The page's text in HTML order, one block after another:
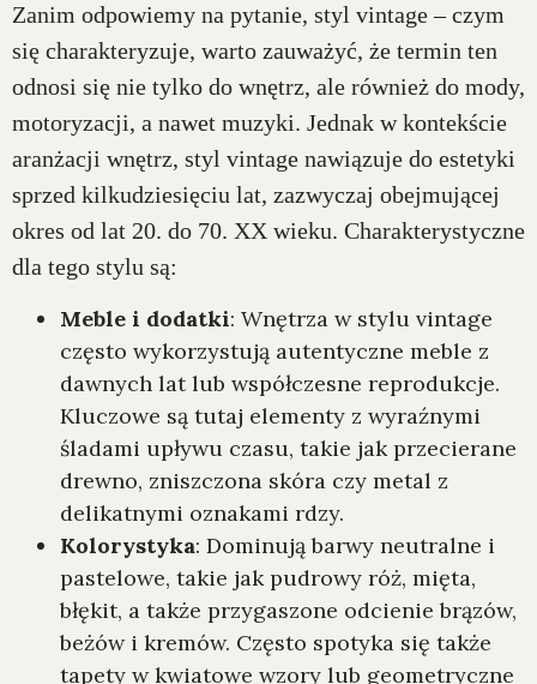
Zanim odpowiemy na pytanie, styl vintage – czym
się charakteryzuje, warto zauważyć, że termin ten
odnosi się nie tylko do wnętrz, ale również do mody,
motoryzacji, a nawet muzyki. Jednak w kontekście
aranżacji wnętrz, styl vintage nawiązuje do estetyki
sprzed kilkudziesięciu lat, zazwyczaj obejmującej
okres od lat 20. do 70. XX wieku. Charakterystyczne
dla tego stylu są:
Meble i dodatki: Wnętrza w stylu vintage
często wykorzystują autentyczne meble z
dawnych lat lub współczesne reprodukcje.
Kluczowe są tutaj elementy z wyraźnymi
śladami upływu czasu, takie jak przecierane
drewno, zniszczona skóra czy metal z
delikatnymi oznakami rdzy.
Kolorystyka: Dominują barwy neutralne i
pastelowe, takie jak pudrowy róż, mięta,
błękit, a także przygaszone odcienie brązów,
beżów i kremów. Często spotyka się także
tapety w kwiatowe wzory lub geometryczne